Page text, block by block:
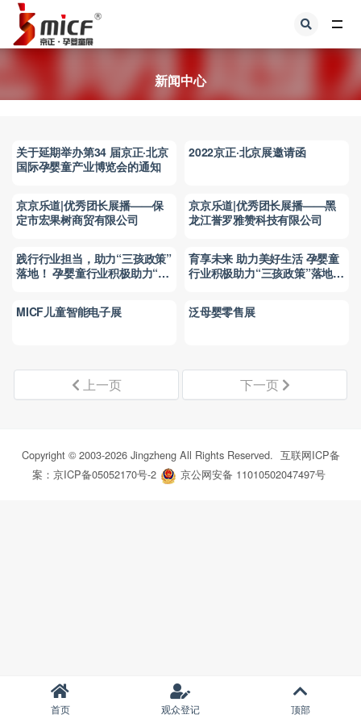
新闻中心
关于延期举办第34 届京正·北京
国际孕婴童产业博览会的通知
2022京正·北京展邀请函
京京乐道|优秀团长展播——保
定市宏果树商贸有限公司
京京乐道|优秀团长展播——黑
龙江誉罗雅赞科技有限公司
践行行业担当，助力“三孩政策”
落地！ 孕婴童行业积极助力“三
育享未来 助力美好生活 孕婴童
行业积极助力“三孩政策”落地倡
MICF儿童智能电子展
泛母婴零售展
上一页 下一页
Copyright © 2003-2026Jingzheng All Rights Reserved. 互联网ICP备
案：京ICP备05052170号-2
京公网安备 11010502047497号
首页 观众登记 顶部
全部